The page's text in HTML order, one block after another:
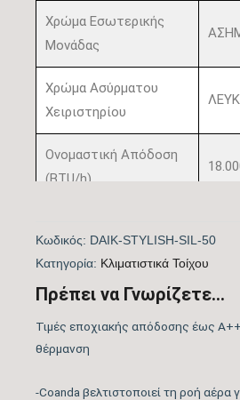
Κωδικός: DAIK-STYLISH-SIL-50
Kατηγορία: Kλιματιστικά Τοίχου
Πρέπει να Γνωρίζετε...
Τιμές εποχιακής απόδοσης έως
θέρμανση
-Coanda βελτιστοποιεί τη ροή αέρα
Χρώμα Εσωτερικής
Μονάδας
Χρώμα Ασύρματου
Χειριστηρίου
Ονομαστική Απόδοση
(BTU/h)
EUROVENT
ΝΑΙ
Λειτουργία Ψύξη &
ΝΑΙ
Λειτουργία